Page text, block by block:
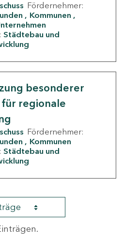
Fördernehmer:
Kommunen
Städtebau und
besonderer
regionale
Fördernehmer:
Kommunen
Städtebau und